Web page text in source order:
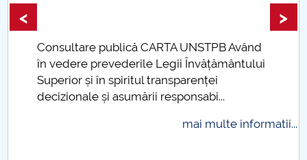
Accesibilitate pentru studenții cu dizabilități
Raportul Conducerii Centrului Universitar Pitești
privind implementarea Planului Operațional 2020-
Consultare publică CARTA UNSTPB Având
în vedere prevederile Legii Învățământului
Superior și în spiritul transparenței
decizionale și asumării responsabi...
mai multe informatii...
< >